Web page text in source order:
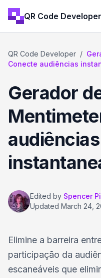
QR Code Developer
QR Code Developer /
Conecte audiências
Gerador
audiências
Edited by Spencer
Updated March 24,
Elimine a barreira
participação da
escaneáveis que